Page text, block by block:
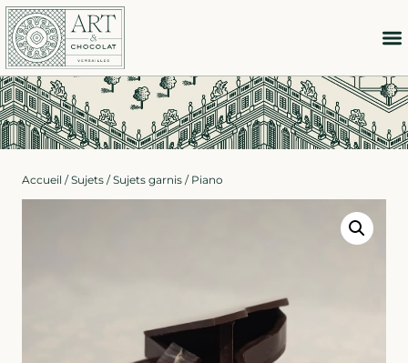
Accueil /Sujets /Sujets garnis / Piano